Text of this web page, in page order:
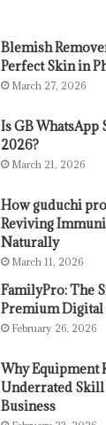
Blemish
Perfect Skin in
March 27, 2026
Is GB WhatsApp
2026?
March 21, 2026
How guduchi
Reviving
Naturally
March 11, 2026
FamilyPro: The
Premium Digital
February 26, 2026
Why Equipment
Underrated
Business